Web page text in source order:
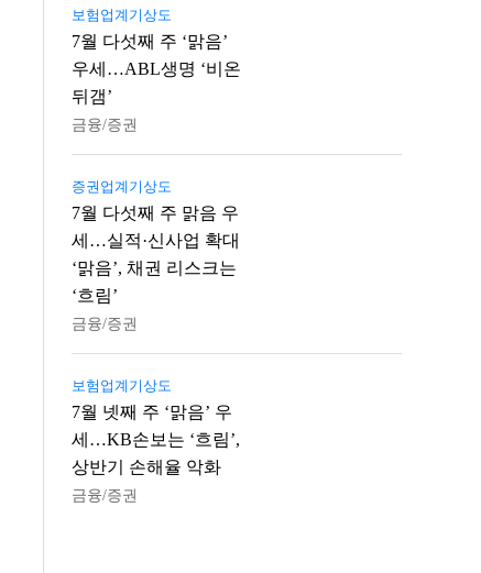
보험업계기상도
7월 다섯째 주 ‘맑음’
우세…ABL생명 ‘비온
뒤갬’
금융/증권
증권업계기상도
7월 다섯째 주 맑음 우
세…실적·신사업 확대
‘맑음’, 채권 리스크는
‘흐림’
금융/증권
보험업계기상도
7월 넷째 주 ‘맑음’ 우
세…KB손보는 ‘흐림’,
상반기 손해율 악화
금융/증권